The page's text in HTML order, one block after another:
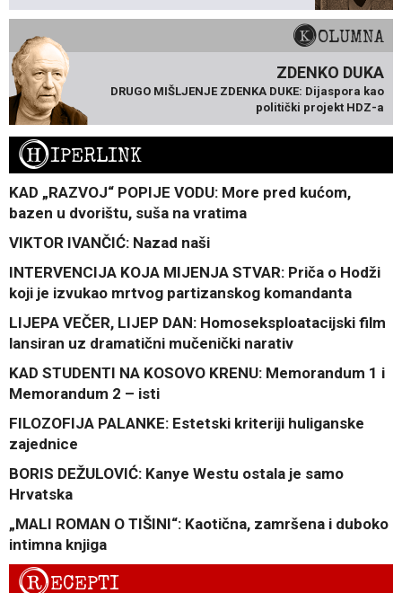
KOLUMNA
ZDENKO DUKA
DRUGO MIŠLJENJE ZDENKA DUKE: Dijaspora kao
politički projekt HDZ-a
HIPERLINK
KAD „RAZVOJ“ POPIJE VODU: More pred kućom,
bazen u dvorištu, suša na vratima
VIKTOR IVANČIĆ: Nazad naši
INTERVENCIJA KOJA MIJENJA STVAR: Priča o Hodži
koji je izvukao mrtvog partizanskog komandanta
LIJEPA VEČER, LIJEP DAN: Homoseksploatacijski film
lansiran uz dramatični mučenički narativ
KAD STUDENTI NA KOSOVO KRENU: Memorandum 1 i
Memorandum 2 – isti
FILOZOFIJA PALANKE: Estetski kriteriji huliganske
zajednice
BORIS DEŽULOVIĆ: Kanye Westu ostala je samo
Hrvatska
„MALI ROMAN O TIŠINI“: Kaotična, zamršena i duboko
intimna knjiga
RECEPTI